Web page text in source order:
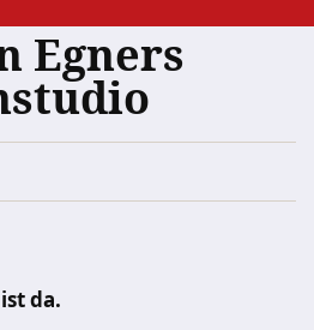
Egners
da.